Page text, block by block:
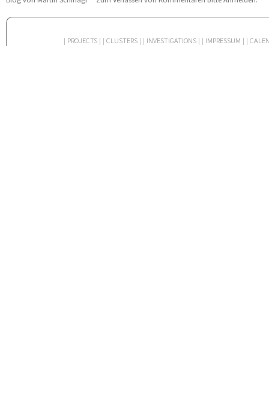
| PROJECTS | | CLUSTERS | | INVESTIGATIONS | | IMPRESSUM | |